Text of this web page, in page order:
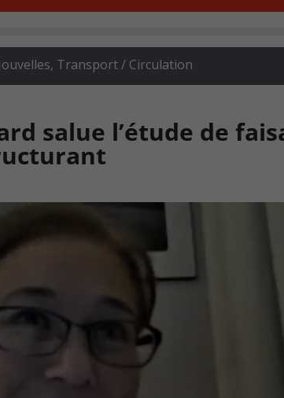
, Transport / Circulation
salue l’étude de